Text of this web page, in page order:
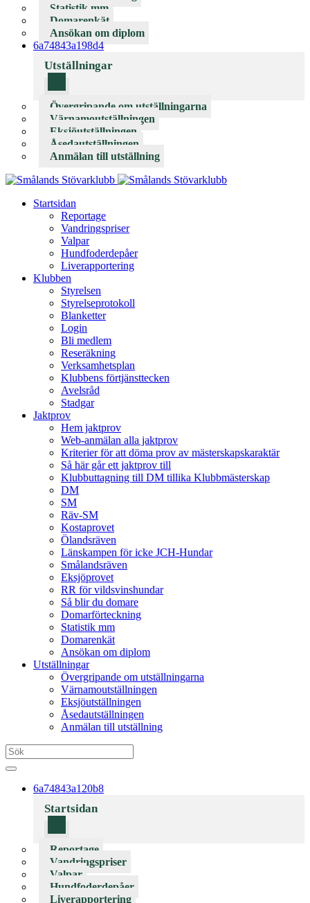
Statistik mm
Domarenkät
Ansökan om diplom
6a74843a198d4
Utställningar
Övergripande om utställningarna
Värnamoutställningen
Eksjöutställningen
Åsedautställningen
Anmälan till utställning
Startsidan
Reportage
Vandringspriser
Valpar
Hundfoderdepåer
Liverapportering
Klubben
Styrelsen
Styrelseprotokoll
Blanketter
Login
Bli medlem
Reseräkning
Verksamhetsplan
Klubbens förtjänsttecken
Avelsråd
Stadgar
Jaktprov
Hem jaktprov
Web-anmälan alla jaktprov
Kriterier för att döma prov av mästerskapskaraktär
Så här går ett jaktprov till
Klubbuttagning till DM tillika Klubbmästerskap
DM
SM
Räv-SM
Kostaprovet
Ölandsräven
Länskampen för icke JCH-Hundar
Smålandsräven
Eksjöprovet
RR för vildsvinshundar
Så blir du domare
Domarförteckning
Statistik mm
Domarenkät
Ansökan om diplom
Utställningar
Övergripande om utställningarna
Värnamoutställningen
Eksjöutställningen
Åsedautställningen
Anmälan till utställning
6a74843a120b8
Startsidan
Reportage
Vandringspriser
Valpar
Hundfoderdepåer
Liverapportering